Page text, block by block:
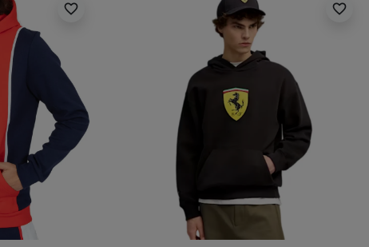
favorite_border favorite_border